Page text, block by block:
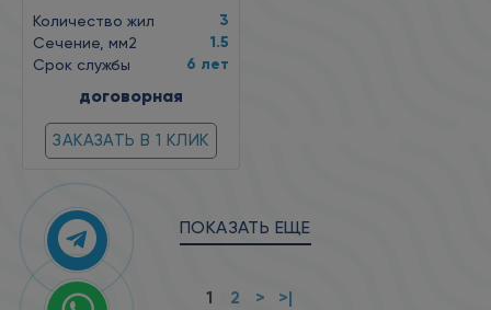
Количество жил 3
Сечение, мм2 1.5
Срок службы 6 лет
договорная
ЗАКАЗАТЬ В 1 КЛИК
ПОКАЗАТЬ ЕЩЕ
1 2 > >|